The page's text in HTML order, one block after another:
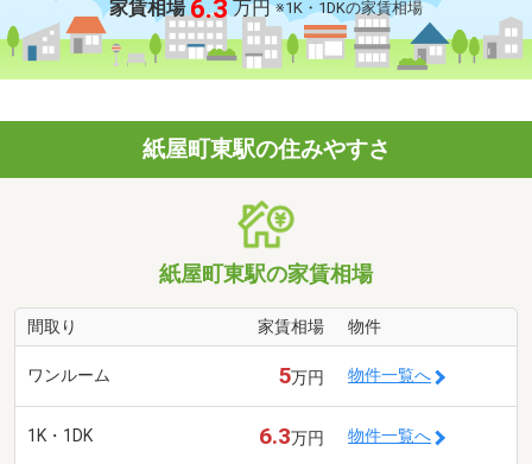
家賃相場 6.3 万円 ※1K・1DKの家賃相場
紙屋町東駅の住みやすさ
紙屋町東駅の家賃相場
間取り 家賃相場 物件
ワンルーム 5万円 物件一覧へ
1K・1DK 6.3万円 物件一覧へ